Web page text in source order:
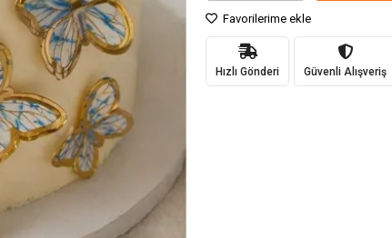
Favorilerime ekle
Hızlı Gönderi Güvenli Alışveriş